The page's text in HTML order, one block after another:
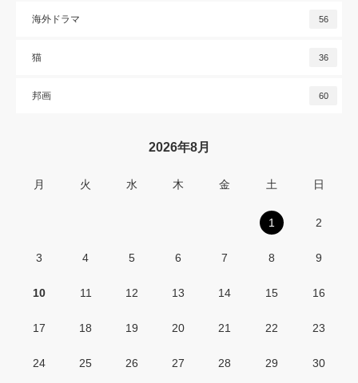
海外ドラマ 56
猫 36
邦画 60
2026年8月
月 火 水 木 金 土 日
1 2
3 4 5 6 7 8 9
10 11 12 13 14 15 16
17 18 19 20 21 22 23
24 25 26 27 28 29 30